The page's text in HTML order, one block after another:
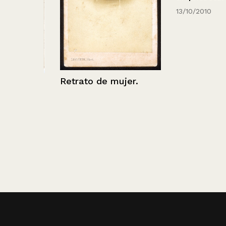
Retrato de mujer.
13/10/2010